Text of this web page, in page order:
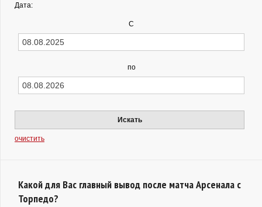
Дата:
С
по
Искать
очистить
Какой для Вас главный вывод после матча Арсенала с
Торпедо?